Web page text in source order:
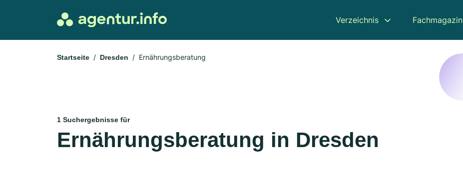
Verzeichnis Fachmagazin
Startseite Dresden Ernährungsberatung
1 Suchergebnisse für
Ernährungsberatung in Dresden